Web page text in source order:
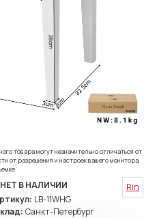
товара могут незначительно отличаться от
от разрешения и настроек вашего монитора,
НЕТ В НАЛИЧИИ
LB-11WHG
Санкт-Петербург
Rin